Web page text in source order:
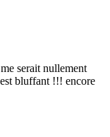
serait nullement
bluffant !!! encore